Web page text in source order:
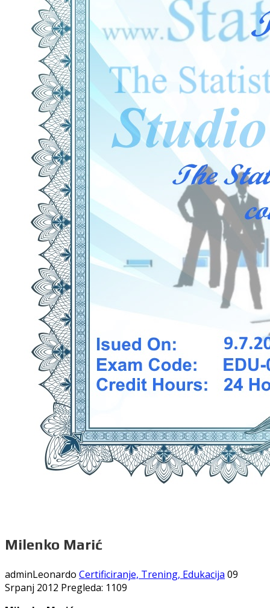
Milenko Marić
adminLeonardo Certificiranje, Trening, Edukacija 09
Srpanj 2012 Pregleda: 1109